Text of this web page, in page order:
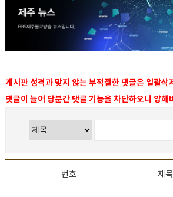
게시판 성격과 맞지 않는 부적절한 댓글은 일괄삭
댓글이 늘어 당분간 댓글 기능을 차단하오니 양해
번호 제목